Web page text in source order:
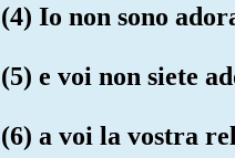
(4) Io non sono
(5) e voi non siete
(6) a voi la vostra